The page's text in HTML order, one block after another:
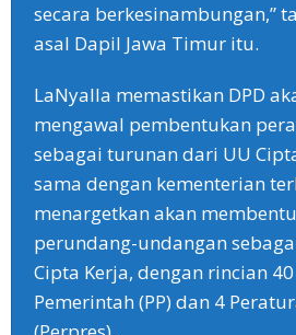
secara berkesinambungan,”
asal Dapil Jawa Timur itu.
LaNyalla memastikan DPD
mengawal pembentukan
sebagai turunan dari UU
sama dengan kementerian
menargetkan akan
perundang-undangan
Cipta Kerja, dengan rincian
Pemerintah (PP) dan 4